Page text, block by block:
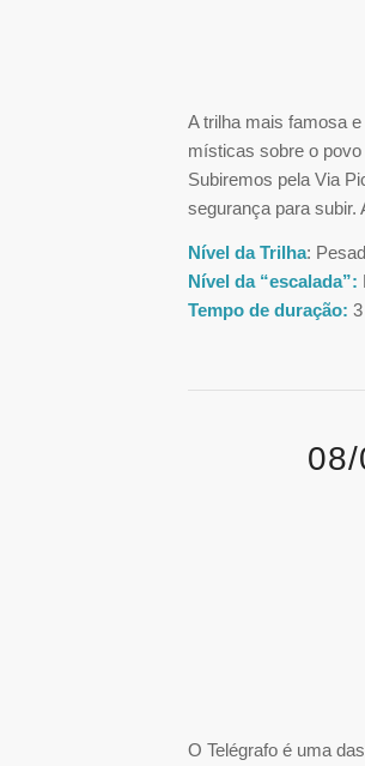
A trilha mais famosa
místicas sobre o povo
Subiremos pela Via
segurança para subir.
Nível da Trilha:
Nível da “escalada”:
Tempo de duração:
O Telégrafo é uma